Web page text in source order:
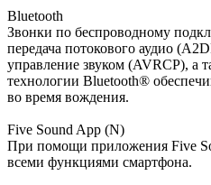
Bluetooth
Звонки по беспроводному
передача потокового аудио
управление звуком (AVRCP), а
технологии Bluetooth®
во время вождения.
Five Sound App (N)
При помощи приложения Five
всеми функциями смартфона.